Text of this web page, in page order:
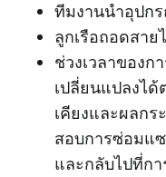
ทีมงานนําอุปก
ลูกเรือถอดสา
ช่วงเวลาของ
เปลี่ยนแปลงได้
เคียงและผลกร
สอบการซ่อมแ
และกลับไปที่ก